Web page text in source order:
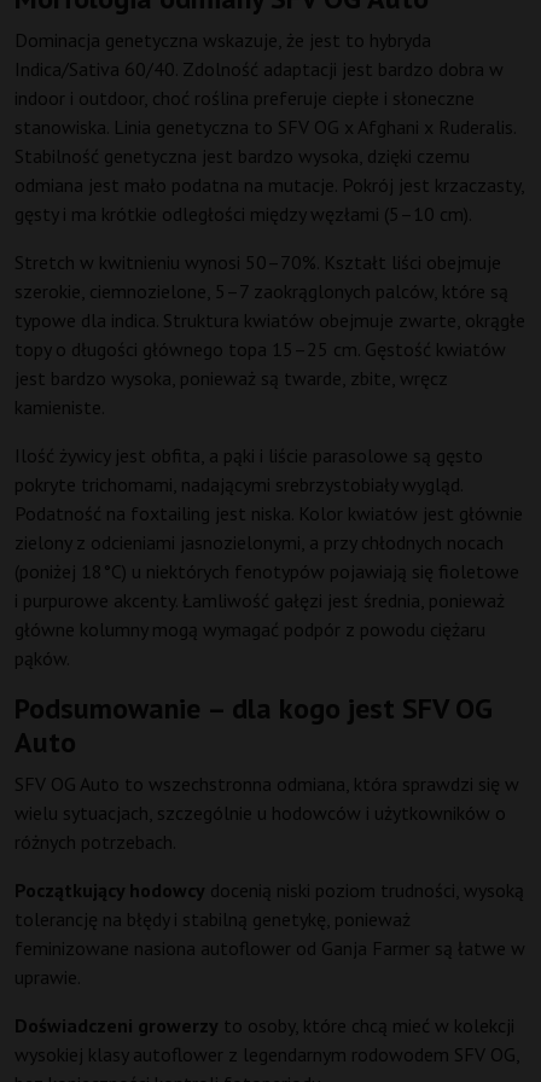
Dominacja genetyczna wskazuje, że jest to hybryda
Indica/Sativa 60/40. Zdolność adaptacji jest bardzo dobra w
indoor i outdoor, choć roślina preferuje ciepłe i słoneczne
stanowiska. Linia genetyczna to SFV OG x Afghani x Ruderalis.
Stabilność genetyczna jest bardzo wysoka, dzięki czemu
odmiana jest mało podatna na mutacje. Pokrój jest krzaczasty,
gęsty i ma krótkie odległości między węzłami (5–10 cm).
Stretch w kwitnieniu wynosi 50–70%. Kształt liści obejmuje
szerokie, ciemnozielone, 5–7 zaokrąglonych palców, które są
typowe dla indica. Struktura kwiatów obejmuje zwarte, okrągłe
topy o długości głównego topa 15–25 cm. Gęstość kwiatów
jest bardzo wysoka, ponieważ są twarde, zbite, wręcz
kamieniste.
Ilość żywicy jest obfita, a pąki i liście parasolowe są gęsto
pokryte trichomami, nadającymi srebrzystobiały wygląd.
Podatność na foxtailing jest niska. Kolor kwiatów jest głównie
zielony z odcieniami jasnozielonymi, a przy chłodnych nocach
(poniżej 18°C) u niektórych fenotypów pojawiają się fioletowe
i purpurowe akcenty. Łamliwość gałęzi jest średnia, ponieważ
główne kolumny mogą wymagać podpór z powodu ciężaru
pąków.
Podsumowanie – dla kogo jest SFV OG
Auto
SFV OG Auto to wszechstronna odmiana, która sprawdzi się w
wielu sytuacjach, szczególnie u hodowców i użytkowników o
różnych potrzebach.
Początkujący hodowcy docenią niski poziom trudności, wysoką
tolerancję na błędy i stabilną genetykę, ponieważ
feminizowane nasiona autoflower od Ganja Farmer są łatwe w
uprawie.
Doświadczeni growerzy to osoby, które chcą mieć w kolekcji
wysokiej klasy autoflower z legendarnym rodowodem SFV OG,